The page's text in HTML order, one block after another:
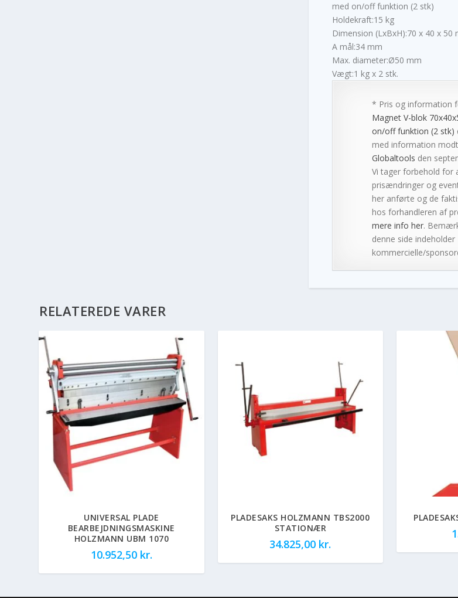
med on/off funktion (2 stk)
Holdekraft:15 kg
Dimension (LxBxH):70 x 40 x 50
A mål:34 mm
Max. diameter:Ø50 mm
Vægt:1 kg x 2 stk.
* Pris og information
Magnet V-blok
on/off funktion (2 stk)
med information
Globaltools den
Vi tager forbehold for
prisændringer og
her anførte og de
hos forhandleren af
mere info her.
denne side indeholder
kommercielle/
RELATEREDE VARER
UNIVERSAL PLADE
BEARBEJDNINGSMASKINE
HOLZMANN UBM 1070
10.952,50 kr.
PLADESAKS HOLZMANN TBS2000
STATIONÆR
34.825,00 kr.